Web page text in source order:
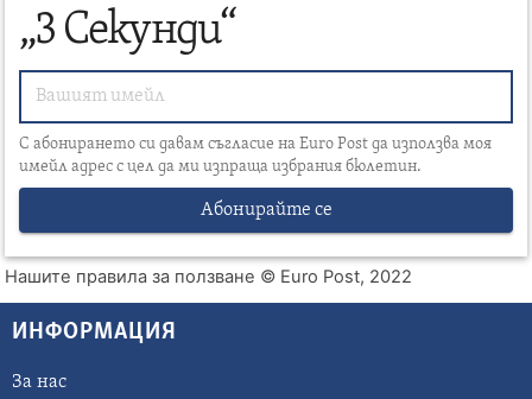
„3 Секунди“
С абонирането си давам съгласие на Euro Post да използва моя
имейл адрес с цел да ми изпраща избрания бюлетин.
Абонирайте се
Нашите правила за ползване © Euro Post, 2022
ИНФОРМАЦИЯ
За нас